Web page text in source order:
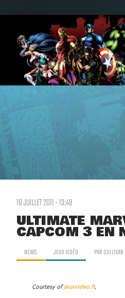
18 JUILLET 2011 - 13:49
ULTIMATE
CAPCOM 3 EN
NEWS JEUX VIDÉO PARSULLIVAN
Courtesy ofjeuxvideo.fr,